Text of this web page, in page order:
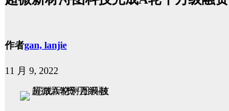
作者gan, lanjie
11 月 9, 2022